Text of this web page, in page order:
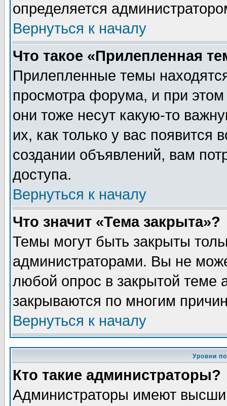
определяется
Вернуться к началу
Что такое «Прилепленная
Прилепленные темы
просмотра форума, и при
они тоже несут какую-то
их, как только у вас появится
создании объявлений, вам
доступа.
Вернуться к началу
Что значит «Тема закрыта»?
Темы могут быть закрыты
администраторами. Вы не
любой опрос в закрытой теме
закрываются по многим
Вернуться к началу
Уровни
Кто такие администраторы?
Администраторы имеют